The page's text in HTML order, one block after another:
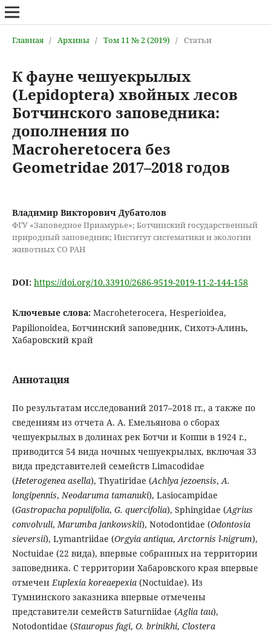
Главная / Архивы / Том 11 № 2 (2019) / Статьи
К фауне чешуекрылых
(Lepidoptera) хвойных лесов
Ботчинского заповедника:
дополнения по
Macroheretocera без
Geometridae 2017–2018 годов
Владимир Викторович Дубатолов
ФГУ «Заповедное Приамурье»; Ботчинский государственный
природный заповедник; Институт систематики и экологии
животных СО РАН
DOI: https://doi.org/10.33910/2686-9519-2019-11-2-144-158
Ключевые слова: Macroheterocera, Hesperioidea,
Papilionoidea, Ботчинский заповедник, Сихотэ-Алинь,
Хабаровский край
Аннотация
По результатам исследований 2017–2018 гг., а также по
сведениям из отчета А. А. Емельянова о сборах
чешуекрылых в долинах рек Ботчи и Коппи в 1924 г.,
приводится 54 вида ночных чешуекрылых, включая 33
вида представителей семейств Limacodidae
(Heterogenea asella), Thyatiridae (Achlya jezoensis,A.
longipennis,Neodaruma tamanuki), Lasiocampidae
(Gastropacha populifolia, G. quercifolia), Sphingidae (Agrius
convolvuli,Marumba jankowskii), Notodontidae (Odontosia
sieversii), Lymantriidae (Orgyia antiqua,Arctornis l-nigrum),
Noctuidae (22 вида), впервые собранных на территории
заповедника. С территории Хабаровского края впервые
отмеченEuplexia koreaepexia(Noctuidae). Из
Тумнинского заказника впервые отмечены
представители семейств Saturniidae (Aglia tau),
Notodontidae (Stauropus fagi, O. brinikhi, Clostera